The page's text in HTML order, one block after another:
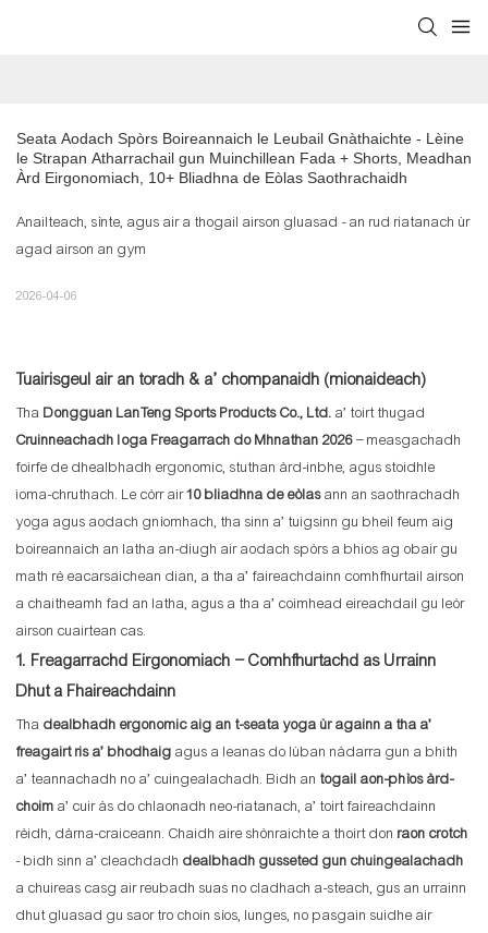
Seata Aodach Spòrs Boireannaich le Leubail Gnàthaichte - Lèine
le Strapan Atharrachail gun Muinchillean Fada + Shorts, Meadhan
Àrd Eirgonomiach, 10+ Bliadhna de Eòlas Saothrachaidh
Anailteach, sìnte, agus air a thogail airson gluasad - an rud riatanach ùr
agad airson an gym
2026-04-06
Tuairisgeul air an toradh & a’ chompanaidh (mionaideach)
Tha Dongguan LanTeng Sports Products Co., Ltd. a’ toirt thugad
Cruinneachadh Ioga Freagarrach do Mhnathan 2026– measgachadh
foirfe de dhealbhadh ergonomic, stuthan àrd-inbhe, agus stoidhle
ioma-chruthach. Le còrr air10 bliadhna de eòlasann an saothrachadh
yoga agus aodach gnìomhach, tha sinn a’ tuigsinn gu bheil feum aig
boireannaich an latha an-diugh air aodach spòrs a bhios ag obair gu
math rè eacarsaichean dian, a tha a’ faireachdainn comhfhurtail airson
a chaitheamh fad an latha, agus a tha a’ coimhead eireachdail gu leòr
airson cuairtean cas.
1. Freagarrachd Eirgonomiach – Comhfhurtachd as Urrainn
Dhut a Fhaireachdainn
Tha dealbhadh ergonomic aig an t-seata yoga ùr againn a tha a’
freagairt ris a’ bhodhaig agus a leanas do lùban nàdarra gun a bhith
a’ teannachadh no a’ cuingealachadh. Bidh an togail aon-phìos àrd-
choim a’ cuir às do chlaonadh neo-riatanach, a’ toirt faireachdainn
rèidh, dàrna-craiceann. Chaidh aire shònraichte a thoirt don raon crotch
- bidh sinn a’ cleachdadh dealbhadh gusseted gun chuingealachadh
a chuireas casg air reubadh suas no cladhach a-steach, gus an urrainn
dhut gluasad gu saor tro choin sìos, lunges, no pasgain suidhe air